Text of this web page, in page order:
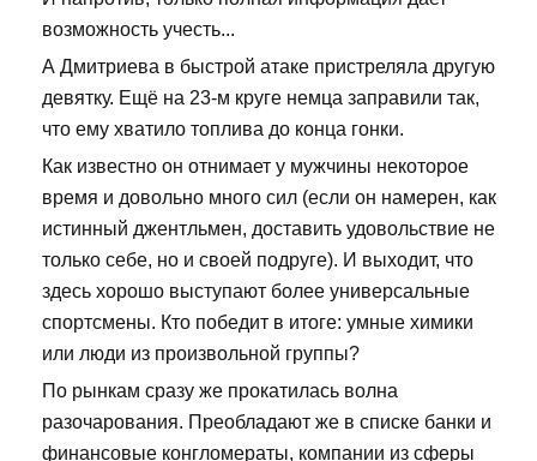
возможность учесть...
А Дмитриева в быстрой атаке пристреляла другую
девятку. Ещё на 23-м круге немца заправили так,
что ему хватило топлива до конца гонки.
Как известно он отнимает у мужчины некоторое
время и довольно много сил (если он намерен, как
истинный джентльмен, доставить удовольствие не
только себе, но и своей подруге). И выходит, что
здесь хорошо выступают более универсальные
спортсмены. Кто победит в итоге: умные химики
или люди из произвольной группы?
По рынкам сразу же прокатилась волна
разочарования. Преобладают же в списке банки и
финансовые конгломераты, компании из сферы